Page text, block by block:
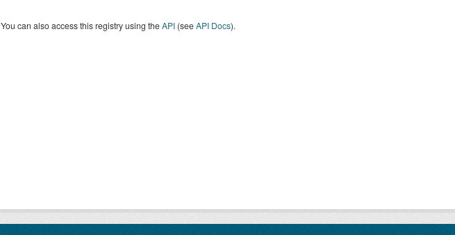
You can also access this registry using theAPI(seeAPI Docs).